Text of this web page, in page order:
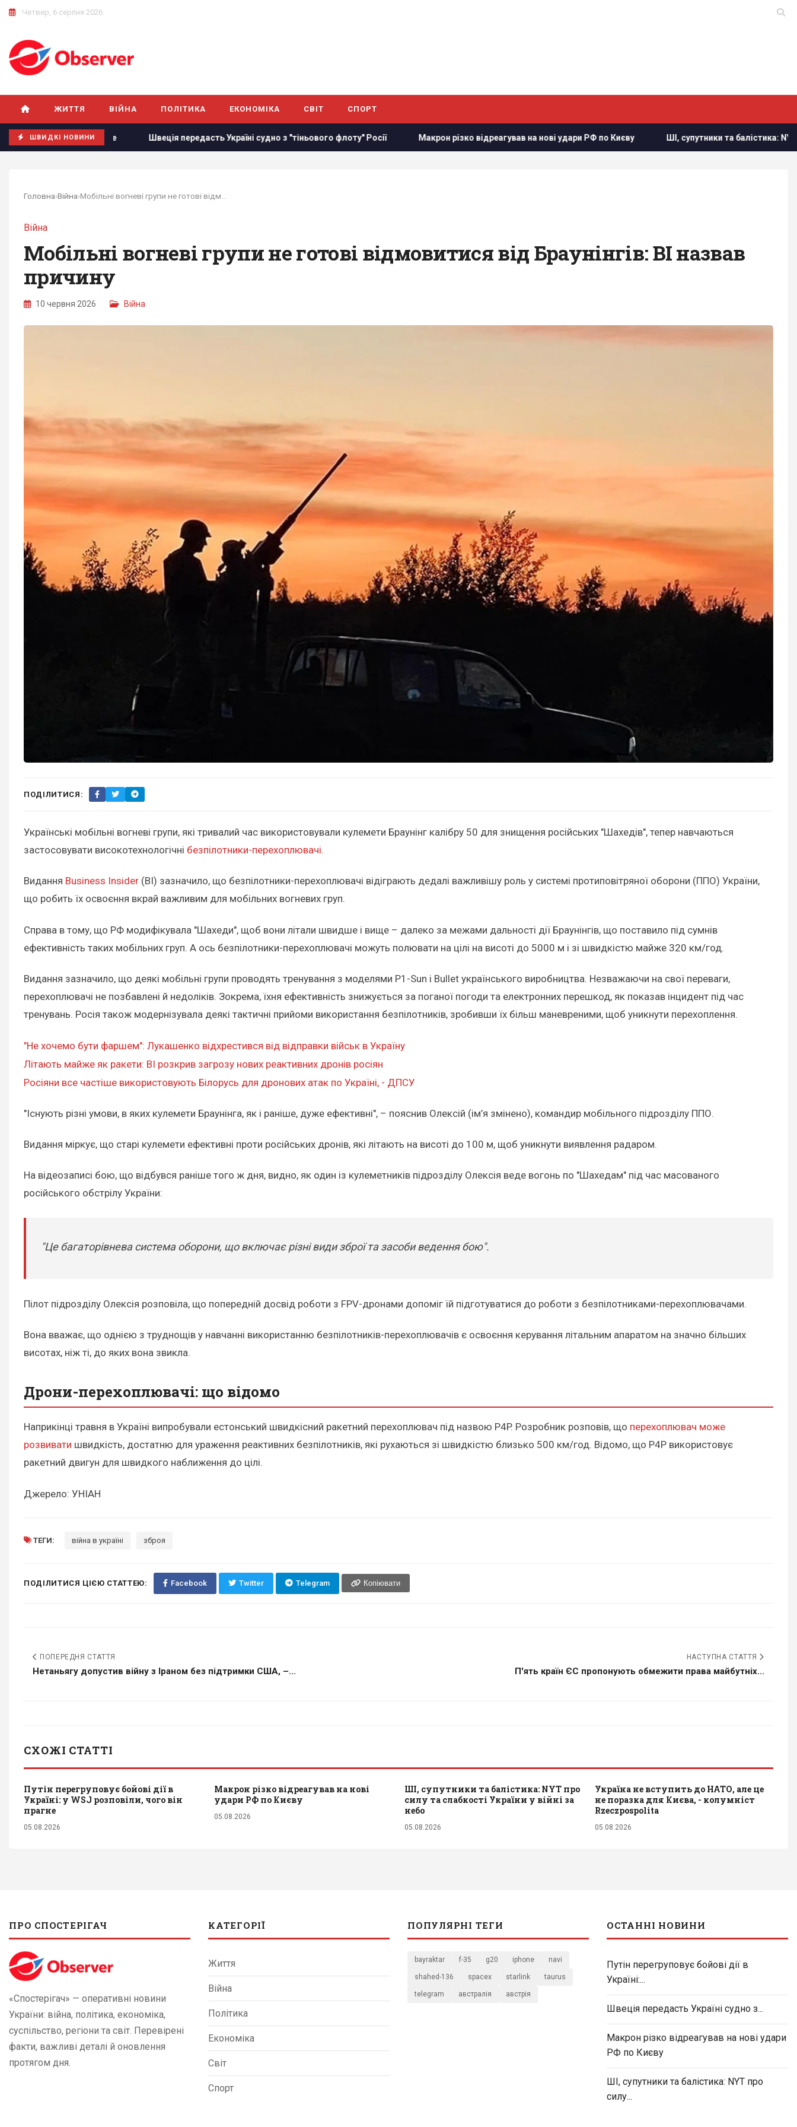
Четвер, 6 серпня 2026
ЖИТТЯ ВІЙНА ПОЛІТИКА ЕКОНОМІКА СВІТ СПОРТ
ШВИДКІ НОВИНИ
він прагне Швеція передасть Україні судно з "тіньового флоту" Росії Макрон різко відреагував на нові удари РФ по Києву ШІ, супутники та балістика: NYT про силу та
Головна›Війна›
Війна
Мобільні вогневі групи не готові відмовитися від Браунінгів: BI назвав
причину
10 червня 2026 Війна
ПОДІЛИТИСЯ:
Українські мобільні вогневі групи, які тривалий час використовували кулемети Браунінг калібру 50 для знищення російських "Шахедів", тепер навчаються
застосовувати високотехнологічні безпілотники-перехоплювачі.
Видання Business Insider (BI) зазначило, що безпілотники-перехоплювачі відіграють дедалі важливішу роль у системі протиповітряної оборони (ППО) України,
що робить їх освоєння вкрай важливим для мобільних вогневих груп.
Справа в тому, що РФ модифікувала "Шахеди", щоб вони літали швидше і вище – далеко за межами дальності дії Браунінгів, що поставило під сумнів
ефективність таких мобільних груп. А ось безпілотники-перехоплювачі можуть полювати на цілі на висоті до 5000 м і зі швидкістю майже 320 км/год.
Видання зазначило, що деякі мобільні групи проводять тренування з моделями P1-Sun і Bullet українського виробництва. Незважаючи на свої переваги,
перехоплювачі не позбавлені й недоліків. Зокрема, їхня ефективність знижується за поганої погоди та електронних перешкод, як показав інцидент під час
тренувань. Росія також модернізувала деякі тактичні прийоми використання безпілотників, зробивши їх більш маневреними, щоб уникнути перехоплення.
"Не хочемо бути фаршем": Лукашенко відхрестився від відправки військ в Україну
Літають майже як ракети: BI розкрив загрозу нових реактивних дронів росіян
Росіяни все частіше використовують Білорусь для дронових атак по Україні, - ДПСУ
"Існують різні умови, в яких кулемети Браунінга, як і раніше, дуже ефективні", – пояснив Олексій (ім’я змінено), командир мобільного підрозділу ППО.
Видання міркує, що старі кулемети ефективні проти російських дронів, які літають на висоті до 100 м, щоб уникнути виявлення радаром.
На відеозаписі бою, що відбувся раніше того ж дня, видно, як один із кулеметників підрозділу Олексія веде вогонь по "Шахедам" під час масованого
російського обстрілу України:
"Це багаторівнева система оборони, що включає різні види зброї та засоби ведення бою".
Пілот підрозділу Олексія розповіла, що попередній досвід роботи з FPV-дронами допоміг їй підготуватися до роботи з безпілотниками-перехоплювачами.
Вона вважає, що однією з труднощів у навчанні використанню безпілотників-перехоплювачів є освоєння керування літальним апаратом на значно більших
висотах, ніж ті, до яких вона звикла.
Дрони-перехоплювачі: що відомо
Наприкінці травня в Україні випробували естонський швидкісний ракетний перехоплювач під назвою P4P. Розробник розповів, що перехоплювач може
розвивати швидкість, достатню для ураження реактивних безпілотників, які рухаються зі швидкістю близько 500 км/год. Відомо, що P4P використовує
ракетний двигун для швидкого наближення до цілі.
Джерело: УНІАН
ТЕГИ: війна в україні зброя
ПОДІЛИТИСЯ ЦІЄЮ СТАТТЕЮ: Facebook Twitter Telegram Копіювати
ПОПЕРЕДНЯ СТАТТЯ
Нетаньягу допустив війну з Іраном без підтримки США, –...
НАСТУПНА СТАТТЯ
П'ять країн ЄС пропонують обмежити права майбутніх...
СХОЖІ СТАТТІ
Путін перегруповує бойові дії в
Україні: у WSJ розповіли, чого він
прагне
05.08.2026
Макрон різко відреагував на нові
удари РФ по Києву
05.08.2026
ШІ, супутники та балістика: NYT про
силу та слабкості України у війні за
небо
05.08.2026
Україна не вступить до НАТО, але це
не поразка для Києва, - колумніст
Rzeczpospolita
05.08.2026
ПРО СПОСТЕРІГАЧ
«Спостерігач» — оперативні новини
України: війна, політика, економіка,
суспільство, регіони та світ. Перевірені
факти, важливі деталі й оновлення
протягом дня.
КАТЕГОРІЇ
Життя
Війна
Політика
Економіка
Світ
Спорт
ПОПУЛЯРНІ ТЕГИ
bayraktar f-35 g20 iphone navi
shahed-136 spacex starlink taurus
telegram австралія австрія
ОСТАННІ НОВИНИ
Путін перегруповує бойові дії в
Україні:...
Швеція передасть Україні судно з...
Макрон різко відреагував на нові удари
РФ по Києву
ШІ, супутники та балістика: NYT про
силу...